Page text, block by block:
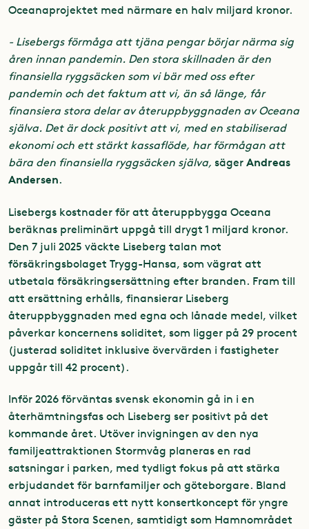
Oceanaprojektet med närmare en halv miljard kronor.
- Lisebergs förmåga att tjäna pengar börjar närma sig
åren innan pandemin. Den stora skillnaden är den
finansiella ryggsäcken som vi bär med oss efter
pandemin och det faktum att vi, än så länge, får
finansiera stora delar av återuppbyggnaden av Oceana
själva. Det är dock positivt att vi, med en stabiliserad
ekonomi och ett stärkt kassaflöde, har förmågan att
bära den finansiella ryggsäcken själva, säger Andreas
Andersen.
Lisebergs kostnader för att återuppbygga Oceana
beräknas preliminärt uppgå till drygt 1 miljard kronor.
Den 7 juli 2025 väckte Liseberg talan mot
försäkringsbolaget Trygg-Hansa, som vägrat att
utbetala försäkringsersättning efter branden. Fram till
att ersättning erhålls, finansierar Liseberg
återuppbyggnaden med egna och lånade medel, vilket
påverkar koncernens soliditet, som ligger på 29 procent
(justerad soliditet inklusive övervärden i fastigheter
uppgår till 42 procent).
Inför 2026 förväntas svensk ekonomin gå in i en
återhämtningsfas och Liseberg ser positivt på det
kommande året. Utöver invigningen av den nya
familjeattraktionen Stormvåg planeras en rad
satsningar i parken, med tydligt fokus på att stärka
erbjudandet för barnfamiljer och göteborgare. Bland
annat introduceras ett nytt konsertkoncept för yngre
gäster på Stora Scenen, samtidigt som Hamnområdet